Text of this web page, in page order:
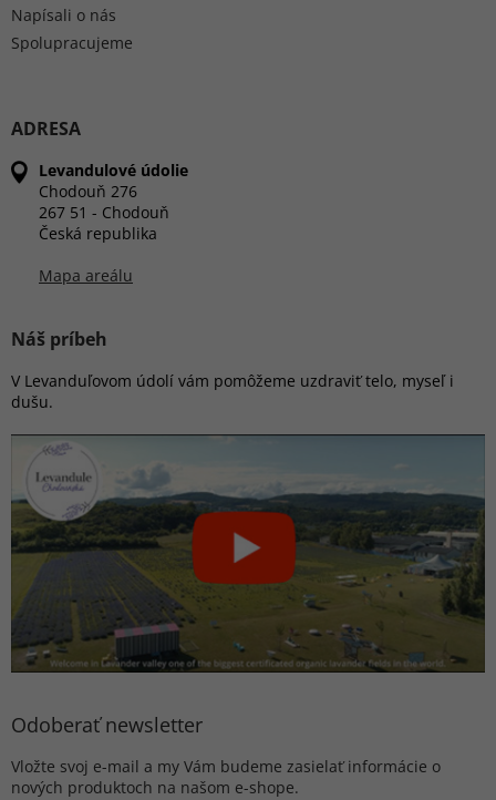
Napísali o nás
Spolupracujeme
ADRESA
Levandulové údolie
Chodouň 276
267 51 - Chodouň
Česká republika
Mapa areálu
Náš príbeh
V Levanduľovom údolí vám pomôžeme uzdraviť telo, myseľ i
dušu.
Odoberať newsletter
Vložte svoj e-mail a my Vám budeme zasielať informácie o
nových produktoch na našom e-shope.